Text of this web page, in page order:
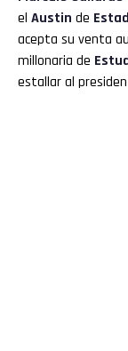
el Austin de
acepta su venta
millonaria de
estallar al